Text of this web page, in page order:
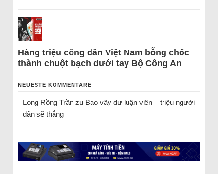
Hàng triệu công dân Việt Nam bỗng chốc
thành chuột bạch dưới tay Bộ Công An
NEUESTE KOMMENTARE
Long Rồng Trầnzu Bao vây dư luận viên – triệu người
dân sẽ thắng